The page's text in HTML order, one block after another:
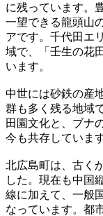
に残っています。
一望できる龍頭山
アです。千代田エ
域で、「壬生の花
います。
中世には砂鉄の産
群も多く残る地域
田園文化と、ブナ
今も共存しています
北広島町は、古く
した。現在も中国
線に加えて、一般
なっています。都